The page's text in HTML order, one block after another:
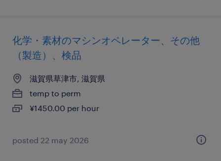
化学・素材のマシンオペレーター、その他
（製造）、検品
滋賀県草津市, 滋賀県
temp to perm
¥1450.00 per hour
posted 22 may 2026